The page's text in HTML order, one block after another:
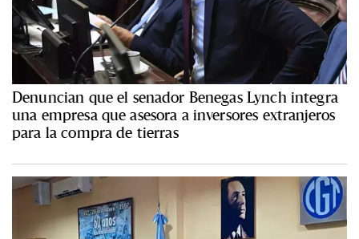
Denuncian que el senador Benegas Lynch integra
una empresa que asesora a inversores extranjeros
para la compra de tierras